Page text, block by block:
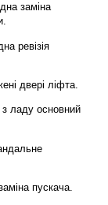
заміна
ревізія
двері ліфта.
ладу основний
пускача.